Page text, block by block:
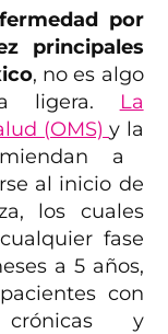
por
principales
, no es algo
ligera.
La
(OMS)y la
a
al inicio de
los cuales
fase
a 5 años,
con
crónicas y